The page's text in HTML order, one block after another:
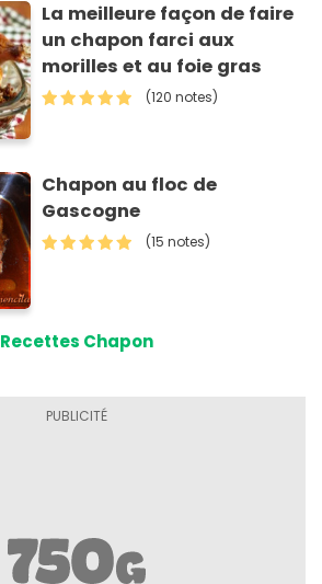
La meilleure façon de faire
un chapon farci aux
morilles et au foie gras
(120 notes)
Chapon au floc de
Gascogne
(15 notes)
Recettes Chapon